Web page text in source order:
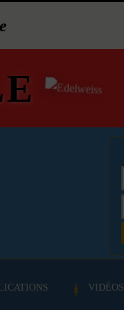
VIDÉOS